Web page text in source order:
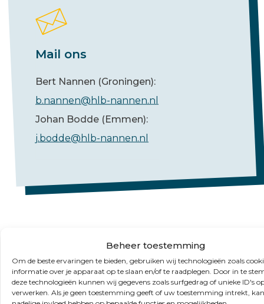
Beheer toestemming
Om de beste ervaringen te bieden, gebruiken wij technologieën zoals
informatie over je apparaat op te slaan en/of te raadplegen. Door in te
deze technologieën kunnen wij gegevens zoals surfgedrag of unieke ID's
verwerken. Als je geen toestemming geeft of uw toestemming intrekt,
Mail ons
Bert Nannen (Groningen):
b.nannen@hlb-nannen.nl
Johan Bodde (Emmen):
j.bodde@hlb-nannen.nl
FAQ